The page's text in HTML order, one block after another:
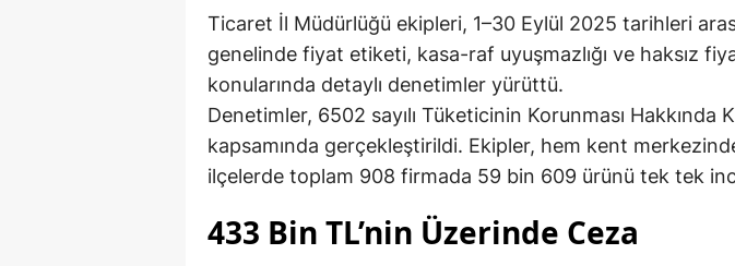
Ticaret İl Müdürlüğü ekipleri, 1–30 Eylül 2025 tarihleri
genelinde fiyat etiketi, kasa-raf uyuşmazlığı ve haksız
konularında detaylı denetimler yürüttü.
Denetimler, 6502 sayılı Tüketicinin Korunması Hakkında
kapsamında gerçekleştirildi. Ekipler, hem kent
ilçelerde toplam 908 firmada 59 bin 609 ürünü tek tek
433 Bin TL’nin Üzerinde Ceza